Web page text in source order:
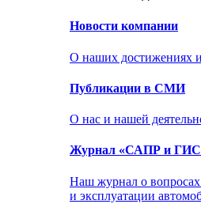
Новости компании
О наших достижениях
Публикации в СМИ
О нас и нашей
Журнал «САПР и ГИС
Наш журнал о
и эксплуатации